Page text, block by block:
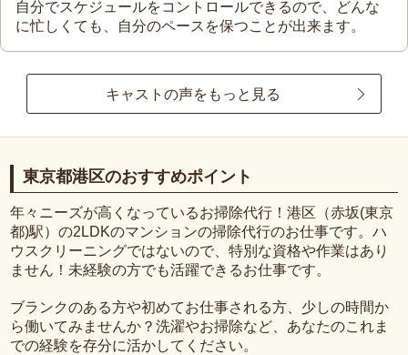
自分でスケジュールをコントロールできるので、どんな
に忙しくても、自分のペースを保つことが出来ます。
キャストの声をもっと見る
東京都港区のおすすめポイント
年々ニーズが高くなっているお掃除代行！港区（赤坂(東京
都)駅）の2LDKのマンションの掃除代行のお仕事です。ハ
ウスクリーニングではないので、特別な資格や作業はあり
ません！未経験の方でも活躍できるお仕事です。
ブランクのある方や初めてお仕事される方、少しの時間か
ら働いてみませんか？洗濯やお掃除など、あなたのこれま
での経験を存分に活かしてください。